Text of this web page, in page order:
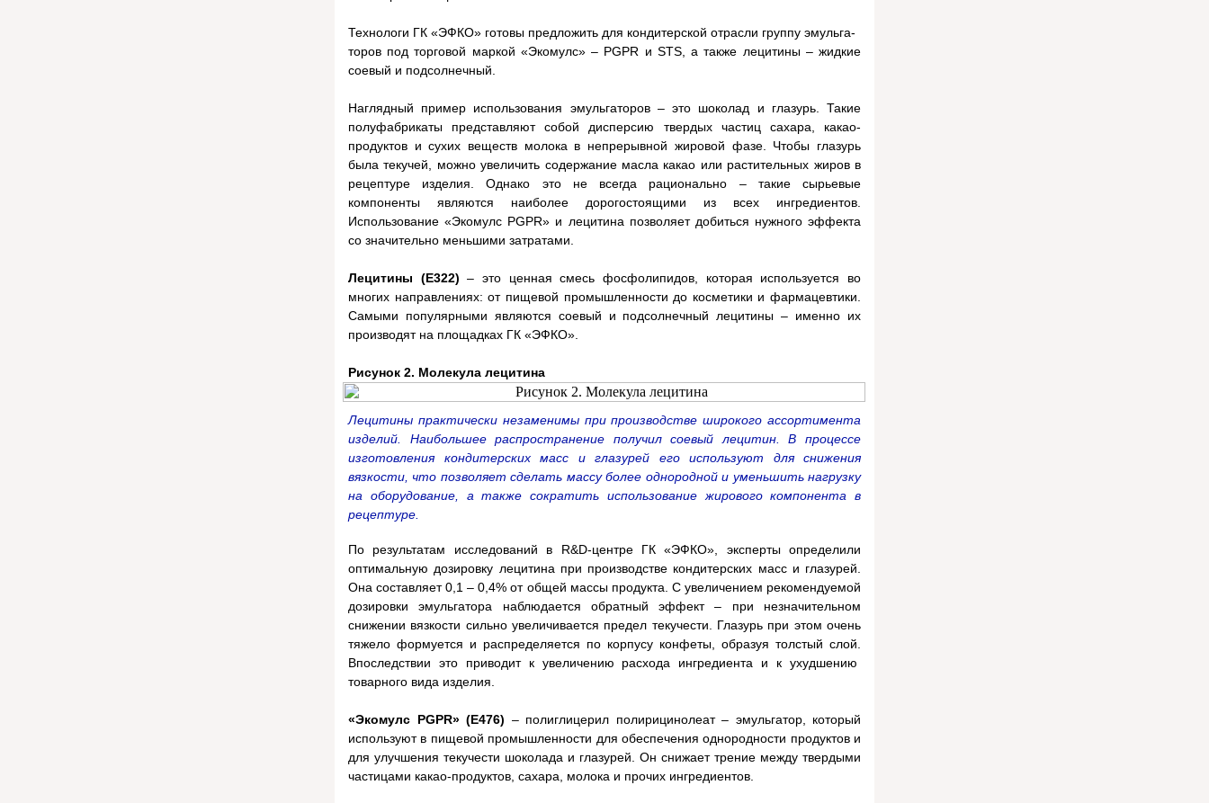
Технологи ГК «ЭФКО» готовы предложить для кондитерской отрасли группу эмульга-
торов под торговой маркой «Экомулс» – PGPR и STS, а также лецитины – жидкие
соевый и подсолнечный.
Наглядный пример использования эмульгаторов – это шоколад и глазурь. Такие
полуфабрикаты представляют собой дисперсию твердых частиц сахара, какао-
продуктов и сухих веществ молока в непрерывной жировой фазе. Чтобы глазурь
была текучей, можно увеличить содержание масла какао или растительных жиров в
рецептуре изделия. Однако это не всегда рационально – такие сырьевые
компоненты являются наиболее дорогостоящими из всех ингредиентов.
Использование «Экомулс PGPR» и лецитина позволяет добиться нужного эффекта
со значительно меньшими затратами.
Лецитины (E322) – это ценная смесь фосфолипидов, которая используется во
многих направлениях: от пищевой промышленности до косметики и фармацевтики.
Самыми популярными являются соевый и подсолнечный лецитины – именно их
производят на площадках ГК «ЭФКО».
Рисунок 2. Молекула лецитина
Лецитины практически незаменимы при производстве широкого ассортимента
изделий. Наибольшее распространение получил соевый лецитин. В процессе
изготовления кондитерских масс и глазурей его используют для снижения
вязкости, что позволяет сделать массу более однородной и уменьшить нагрузку
на оборудование, а также сократить использование жирового компонента в
рецептуре.
По результатам исследований в R&D-центре ГК «ЭФКО», эксперты определили
оптимальную дозировку лецитина при производстве кондитерских масс и глазурей.
Она составляет 0,1 – 0,4% от общей массы продукта. С увеличением рекомендуемой
дозировки эмульгатора наблюдается обратный эффект – при незначительном
снижении вязкости сильно увеличивается предел текучести. Глазурь при этом очень
тяжело формуется и распределяется по корпусу конфеты, образуя толстый слой.
Впоследствии это приводит к увеличению расхода ингредиента и к ухудшению
товарного вида изделия.
«Экомулс PGPR» (Е476) – полиглицерил полирицинолеат – эмульгатор, который
используют в пищевой промышленности для обеспечения однородности продуктов и
для улучшения текучести шоколада и глазурей. Он снижает трение между твердыми
частицами какао-продуктов, сахара, молока и прочих ингредиентов.